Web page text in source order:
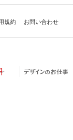
規約 お問い合わせ